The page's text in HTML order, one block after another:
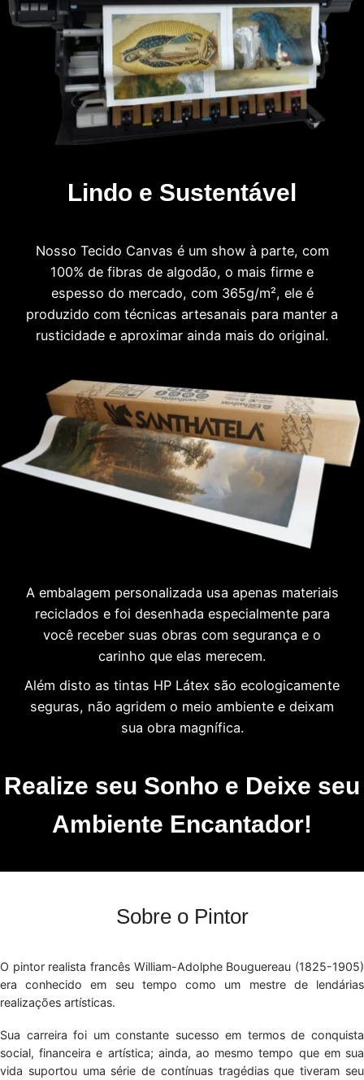
Lindo e Sustentável
Nosso Tecido Canvas é um show à parte, com
100% de fibras de algodão, o mais firme e
espesso do mercado, com 365g/m², ele é
produzido com técnicas artesanais para manter a
rusticidade e aproximar ainda mais do original.
A embalagem personalizada usa apenas materiais
reciclados e foi desenhada especialmente para
você receber suas obras com segurança e o
carinho que elas merecem.
Além disto as tintas HP Látex são ecologicamente
seguras, não agridem o meio ambiente e deixam
sua obra magnífica.
Realize seu Sonho e Deixe seu
Ambiente Encantador!
Sobre o Pintor
O pintor realista francês William-Adolphe Bouguereau (1825-1905)
era conhecido em seu tempo como um mestre de lendárias
realizações artísticas.
Sua carreira foi um constante sucesso em termos de conquista
social, financeira e artística; ainda, ao mesmo tempo que em sua
vida suportou uma série de contínuas tragédias que tiveram seu